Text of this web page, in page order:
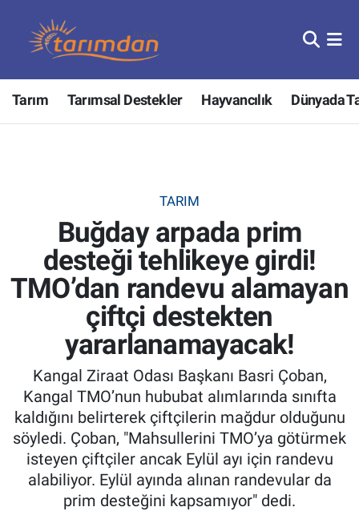
Tarım Tarımsal Destekler Hayvancılık Dünyada
TARIM
Buğday arpada prim
desteği tehlikeye girdi!
TMO’dan randevu alamayan
çiftçi destekten
yararlanamayacak!
Kangal Ziraat Odası Başkanı Basri Çoban,
Kangal TMO’nun hububat alımlarında sınıfta
kaldığını belirterek çiftçilerin mağdur olduğunu
söyledi. Çoban, "Mahsullerini TMO’ya götürmek
isteyen çiftçiler ancak Eylül ayı için randevu
alabiliyor. Eylül ayında alınan randevular da
prim desteğini kapsamıyor" dedi.
Tarım
Hayvancılık
Tarımsal Destekler
Tarım Bakanlığı
Tarım Kredi Kooperatifleri
Pankobirlik
Et fiyatları
Tarım Bilgisi
Yetiştirici Soruyor
Nöbetçi Eczaneler
Hava Durumu
Tüm Manşetler
Son Dakika Haberleri
Haber Arşivi